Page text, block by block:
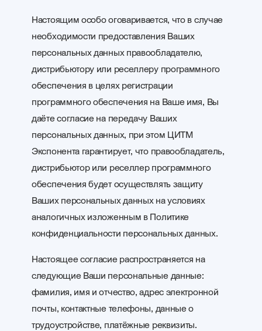
Настоящим особо оговаривается, что в случае
необходимости предоставления Ваших
персональных данных правообладателю,
дистрибьютору или реселлеру программного
обеспечения в целях регистрации
программного обеспечения на Ваше имя, Вы
даёте согласие на передачу Ваших
персональных данных, при этом ЦИТМ
Экспонента гарантирует, что правообладатель,
дистрибьютор или реселлер программного
обеспечения будет осуществлять защиту
Ваших персональных данных на условиях
аналогичных изложенным в Политике
конфиденциальности персональных данных.
Настоящее согласие распространяется на
следующие Ваши персональные данные:
фамилия, имя и отчество, адрес электронной
почты, контактные телефоны, данные о
трудоустройстве, платёжные реквизиты.